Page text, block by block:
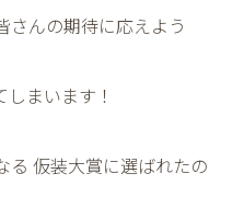
さんの期待に応えよう
まいます！
る 仮装大賞に選ばれたの